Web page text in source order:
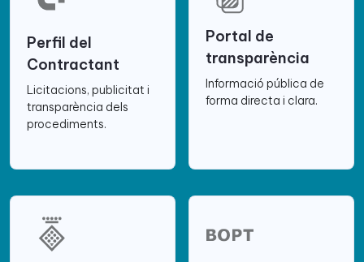
Perfil del
Contractant
Licitacions, publicitat i
transparència dels
procediments.
Portal de
transparència
Informació pública de
forma directa i clara.